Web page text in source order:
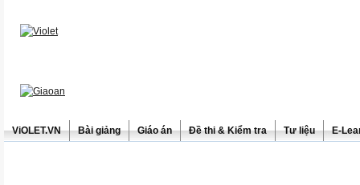
ViOLET.VN Bài giảng Giáo án Đề thi & Kiểm tra Tư liệu E-